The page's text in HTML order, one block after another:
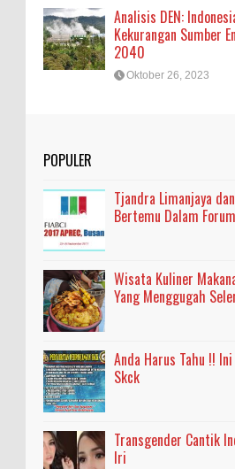
Analisis DEN:
Kekurangan Sumber
2040
Oktober 26, 2023
POPULER
Tjandra Limanjaya
Bertemu Dalam
Wisata Kuliner
Yang Menggugah
Anda Harus Tahu !!
Skck
Transgender Cantik
Iri